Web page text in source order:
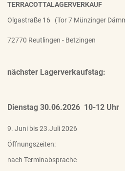
TERRACOTTALAGERVERKAUF
Olgastraße 16 (Tor 7 Münzinger
72770 Reutlingen - Betzingen
nächster Lagerverkaufstag:
Dienstag 30.06.2026 10-12 Uhr
9. Juni bis 23.Juli 2026
Öffnungszeiten:
nach Terminabsprache